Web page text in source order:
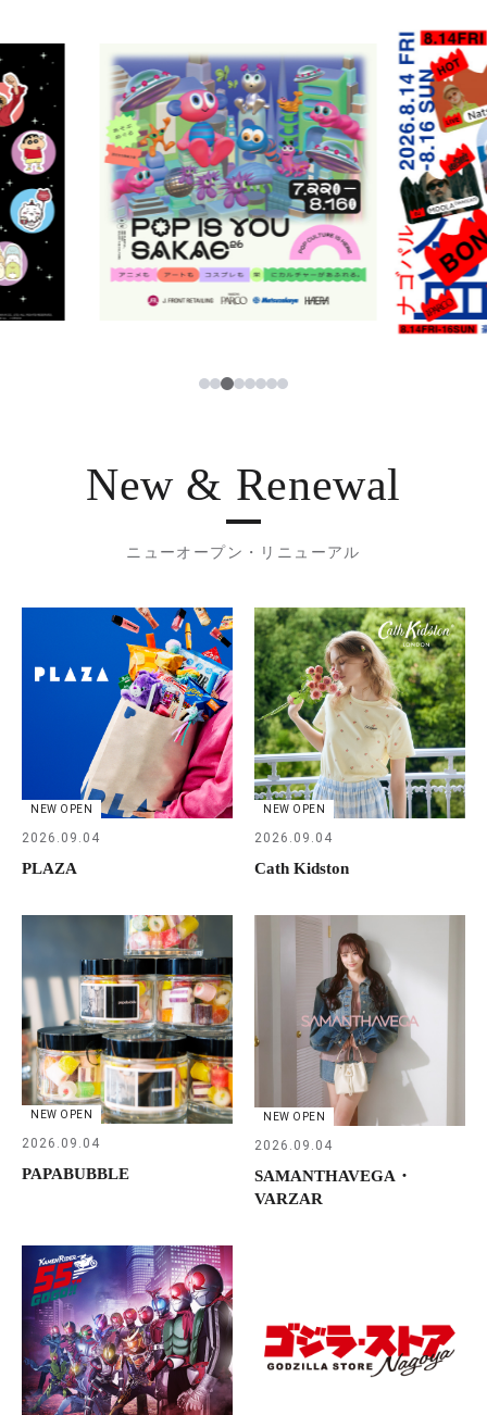
レストラン・カフェ
TAX FREE
PARCOメンバーズ
ภาษาไทย
日本語
1234567
New & Renewal
ニューオープン・リニューアル
NEW OPEN
2026.09.04
PLAZA
NEW OPEN
2026.09.04
Cath Kidston
NEW OPEN
2026.09.04
PAPABUBBLE
NEW OPEN
2026.09.04
SAMANTHAVEGA・
VARZAR